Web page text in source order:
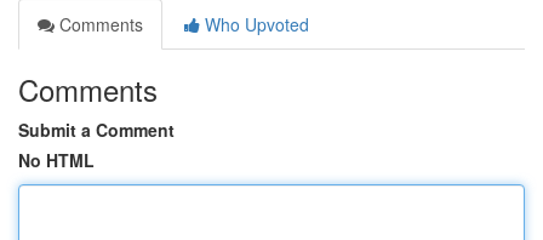
Comments
Who Upvoted
Comments
Submit a Comment
No HTML